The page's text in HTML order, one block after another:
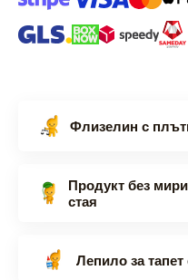
Флизелин с
Продукт без
стая
Лепило за